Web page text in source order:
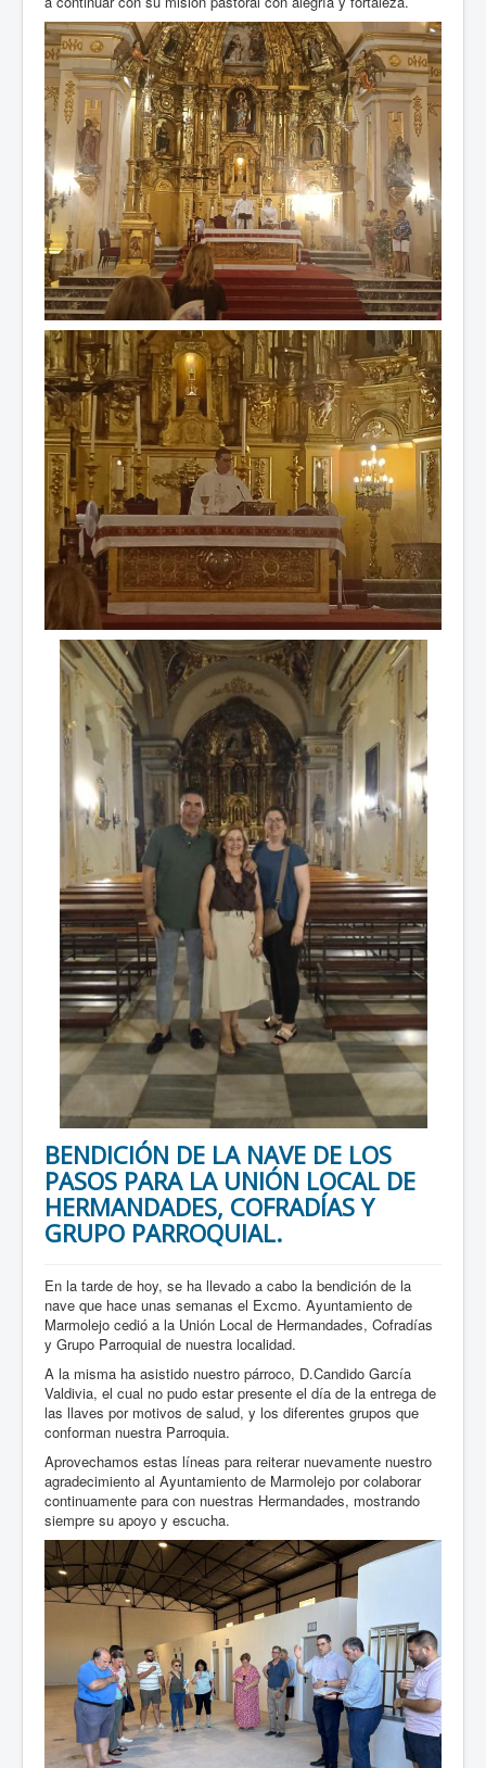
BENDICIÓN DE LA NAVE DE LOS
PASOS PARA LA UNIÓN LOCAL DE
HERMANDADES, COFRADÍAS Y
GRUPO PARROQUIAL.
En la tarde de hoy, se ha llevado a cabo la bendición de la
nave que hace unas semanas el Excmo. Ayuntamiento de
Marmolejo cedió a la Unión Local de Hermandades, Cofradías
y Grupo Parroquial de nuestra localidad.
A la misma ha asistido nuestro párroco, D.Candido García
Valdivia, el cual no pudo estar presente el día de la entrega de
las llaves por motivos de salud, y los diferentes grupos que
conforman nuestra Parroquia.
Aprovechamos estas líneas para reiterar nuevamente nuestro
agradecimiento al Ayuntamiento de Marmolejo por colaborar
continuamente para con nuestras Hermandades, mostrando
siempre su apoyo y escucha.